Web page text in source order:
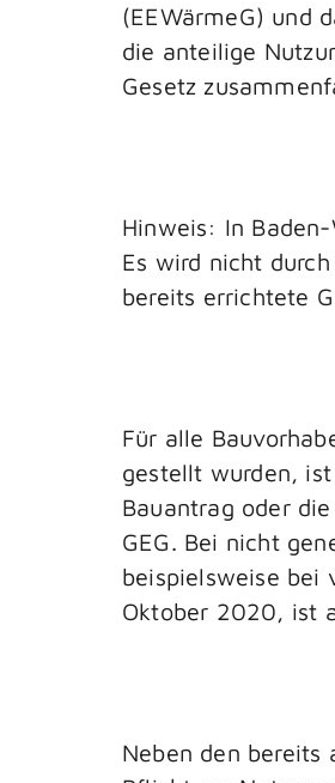
(EEWärmeG) und
die anteilige
Gesetz
Hinweis: In
Es wird nicht
bereits errichtete
Für alle
gestellt wurden,
Bauantrag oder
GEG. Bei nicht
beispielsweise bei
Oktober 2020, ist
Neben den bereits